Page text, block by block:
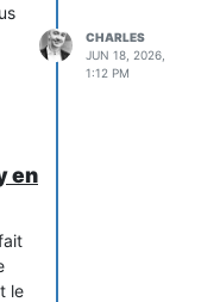
alignment to stack
to 1 byte boundary
name
CHARLES
JUN 18, 2026,
1:12 PM
en
le